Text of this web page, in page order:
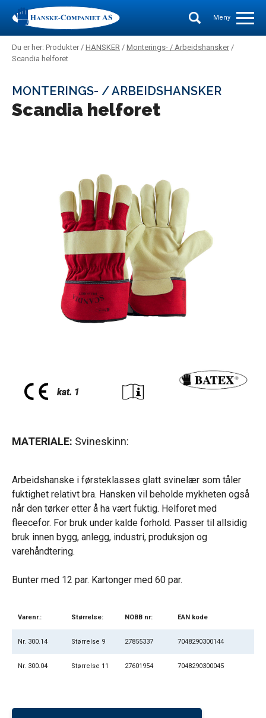
Meny
Du er her: Produkter / HANSKER / Monterings- / Arbeidshansker /
Scandia helforet
MONTERINGS- / ARBEIDSHANSKER
Scandia helforet
MATERIALE: Svineskinn:
Arbeidshanske i førsteklasses glatt svinelær som tåler
fuktighet relativt bra. Hansken vil beholde mykheten også
når den tørker etter å ha vært fuktig. Helforet med
fleecefor. For bruk under kalde forhold. Passer til allsidig
bruk innen bygg, anlegg, industri, produksjon og
varehåndtering.
Bunter med 12 par. Kartonger med 60 par.
Varenr.: Størrelse: NOBB nr: EAN kode
Nr. 300.14 Størrelse 9 27855337 7048290300144
Nr. 300.04 Størrelse 11 27601954 7048290300045